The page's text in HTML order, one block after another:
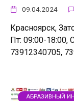
09.04.2024
Красноярск,
Пт: 09:00-18:00,
73912340705,
АБРАЗИВНЫЙ